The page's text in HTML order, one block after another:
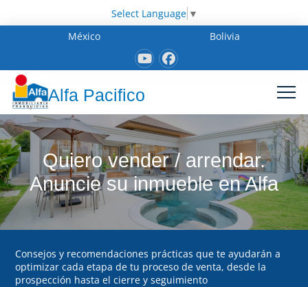
Select Language ▼
México
Bolivia
Alfa Pacifico
Quiero vender / arrendar.
Anuncie su inmueble en Alfa
Consejos y recomendaciones prácticas que te ayudarán a
optimizar cada etapa de tu proceso de venta, desde la
prospección hasta el cierre y seguimiento